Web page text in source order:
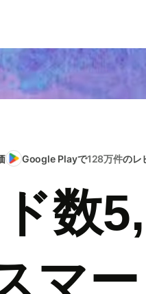
Google Playで128万件のレ
数
マ